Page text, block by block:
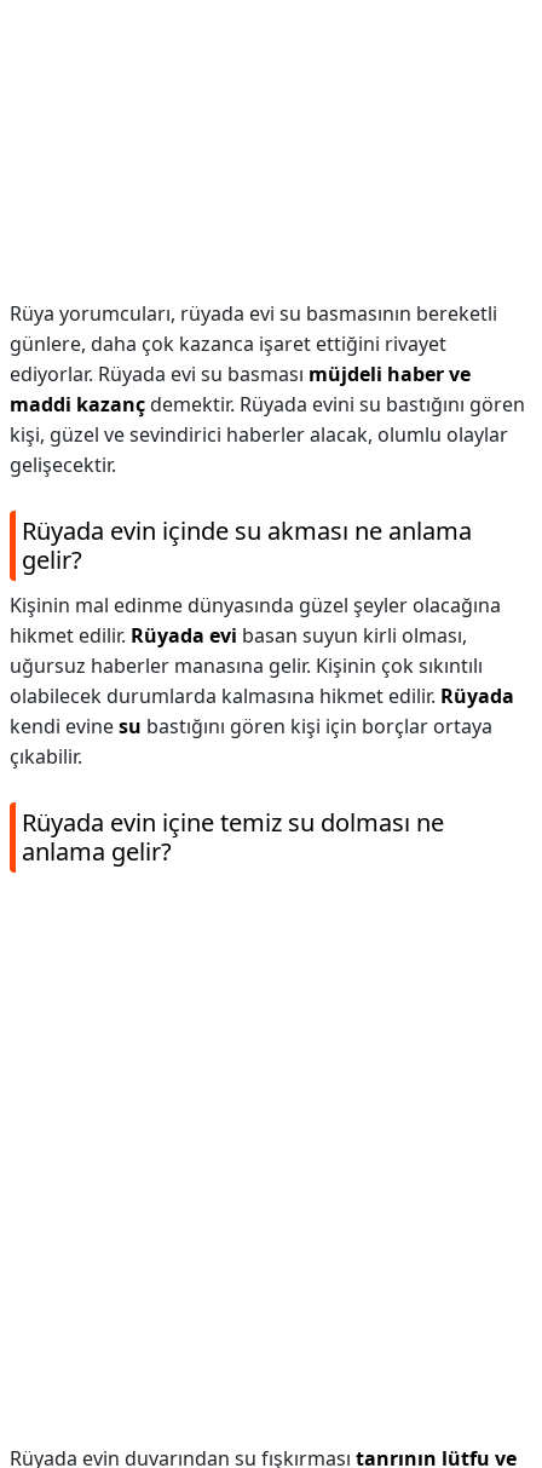
Rüya yorumcuları, rüyada evi su basmasının bereketli
günlere, daha çok kazanca işaret ettiğini rivayet
ediyorlar. Rüyada evi su basması müjdeli haber ve
maddi kazançdemektir. Rüyada evini su bastığını gören
kişi, güzel ve sevindirici haberler alacak, olumlu olaylar
gelişecektir.
Rüyada evin içinde su akması ne anlama
gelir?
Kişinin mal edinme dünyasında güzel şeyler olacağına
hikmet edilir. Rüyada evi basan suyun kirli olması,
uğursuz haberler manasına gelir. Kişinin çok sıkıntılı
olabilecek durumlarda kalmasına hikmet edilir. Rüyada
kendi evinesu bastığını gören kişi için borçlar ortaya
çıkabilir.
Rüyada evin içine temiz su dolması ne
anlama gelir?
Rüyada evin duvarından su fışkırması tanrının lütfu ve